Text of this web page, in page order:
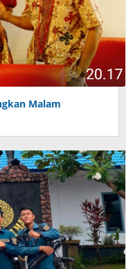
Malam